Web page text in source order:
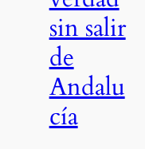
sin salir
de
Andalu
cía